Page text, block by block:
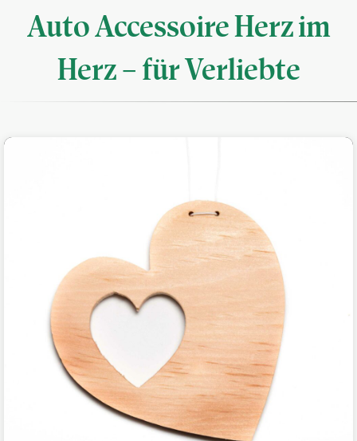
Auto Accessoire Herz im
Herz – für Verliebte